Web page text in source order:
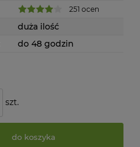
251 ocen
duża ilość
do 48 godzin
szt.
do koszyka